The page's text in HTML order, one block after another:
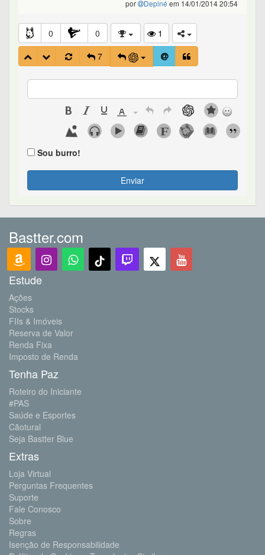
por
Depiné em 14/01/2014 20:54
0 0
1
7
Sou burro!
Enviar
Bastter.com
Estude
Ações
Stocks
FIIs & Imóveis
Reserva de Valor
Renda Fixa
Imposto de Renda
Tenha Paz
Roteiro do Iniciante
#PAS
Saúde e Esportes
Cãotural
Seja Bastter Blue
Extras
Loja Virtual
Perguntas Frequentes
Suporte
Fale Conosco
Sobre
Regras
Isenção de Responsabilidade